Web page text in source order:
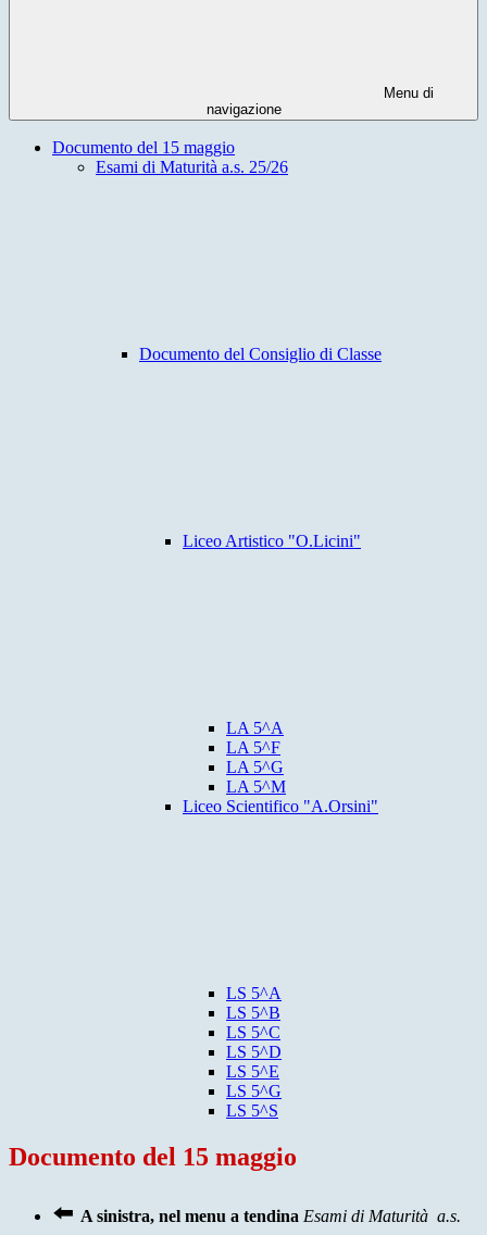
Menu di
navigazione
Documento del 15 maggio
Esami di Maturità a.s. 25/26
Documento del Consiglio di Classe
Liceo Artistico "O.Licini"
LA 5^A
LA 5^F
LA 5^G
LA 5^M
Liceo Scientifico "A.Orsini"
LS 5^A
LS 5^B
LS 5^C
LS 5^D
LS 5^E
LS 5^G
LS 5^S
Documento del 15 maggio
⬅️ A sinistra, nel menu a tendina Esami di Maturità a.s.